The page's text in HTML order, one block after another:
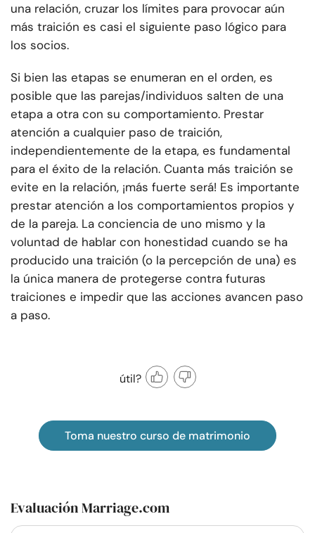
una relación, cruzar los límites para provocar aún
más traición es casi el siguiente paso lógico para
los socios.
Si bien las etapas se enumeran en el orden, es
posible que las parejas/individuos salten de una
etapa a otra con su comportamiento. Prestar
atención a cualquier paso de traición,
independientemente de la etapa, es fundamental
para el éxito de la relación. Cuanta más traición se
evite en la relación, ¡más fuerte será! Es importante
prestar atención a los comportamientos propios y
de la pareja. La conciencia de uno mismo y la
voluntad de hablar con honestidad cuando se ha
producido una traición (o la percepción de una) es
la única manera de protegerse contra futuras
traiciones e impedir que las acciones avancen paso
a paso.
útil?
Toma nuestro curso de matrimonio
Evaluación Marriage.com